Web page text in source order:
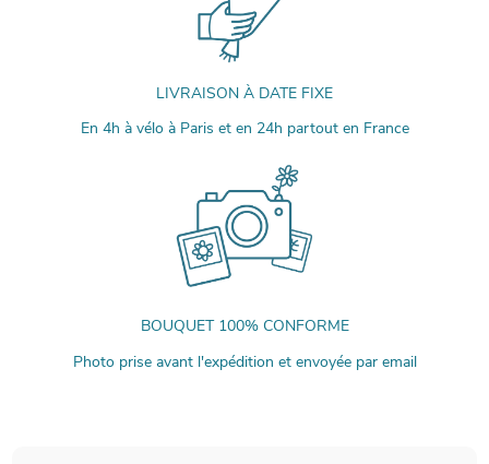
LIVRAISON À DATE FIXE
En 4h à vélo à Paris et en 24h partout en France
BOUQUET 100% CONFORME
Photo prise avant l'expédition et envoyée par email